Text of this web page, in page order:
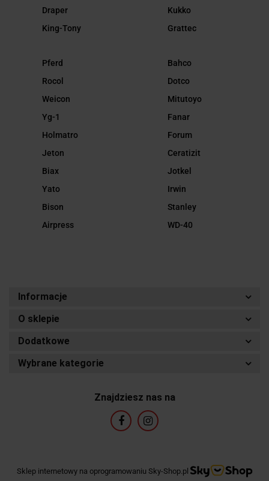
Draper
King-Tony
Kukko
Grattec
Pferd
Rocol
Weicon
Yg-1
Holmatro
Jeton
Biax
Yato
Bison
Airpress
Bahco
Dotco
Mitutoyo
Fanar
Forum
Ceratizit
Jotkel
Irwin
Stanley
WD-40
Informacje
O sklepie
Dodatkowe
Wybrane kategorie
Znajdziesz nas na
Sklep internetowy na oprogramowaniu Sky-Shop.pl